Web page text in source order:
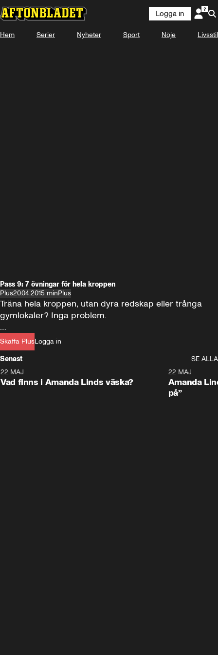
Logga in
Hem Serier Nyheter Sport Nöje Livsstil
Pass 9: 7 övningar för hela kroppen
Plus20.04.2015 minPlus
Skaffa PlusLogga in
Träna hela kroppen, utan dyra redskap eller trånga
gymlokaler? Inga problem.
Här är PT:n Thomas Skoglunds sju utmanande
övningar som utmanar och utvecklar din fysik – på
bara 15 minuter.
Senast
SE ALLA
Plus
22 MAJ
Vad finns i Amanda Linds väska?
Plus
22 MAJ
Amanda
på”